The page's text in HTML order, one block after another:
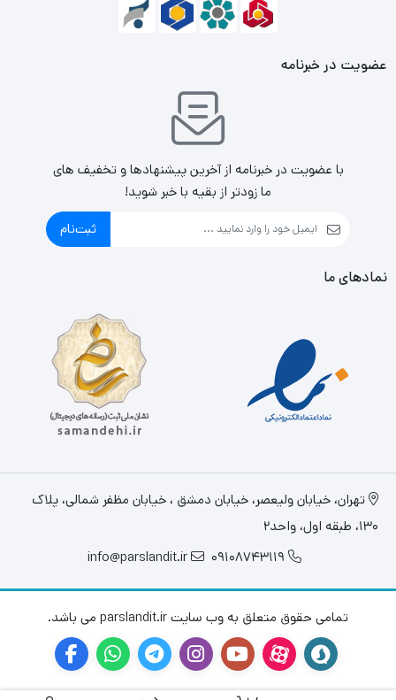
فن های PWM با سرعت قابل تنظیم به کیس کامپیوتر اجازه می
دهد تا بسته به تقاضا،
سکوت بهتر و خنک کننده بهتری داشته باشد.
عضویت در خبرنامه
با عضویت در خبرنامه از آخرین پیشنهادها و تخفیف های
ما زودتر از بقیه با خبر شوید!
ثبت‌نام
نمادهای ما
تهران، خيابان وليعصر، خیابان دمشق ، خیابان مظفر شمالی، پلاک
130، طبقه اول، واحد2
09108743119
info@parslandit.ir
تمامی حقوق متعلق به وب سایت parslandit.ir می باشد.